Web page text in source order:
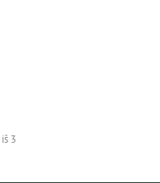
iš 3